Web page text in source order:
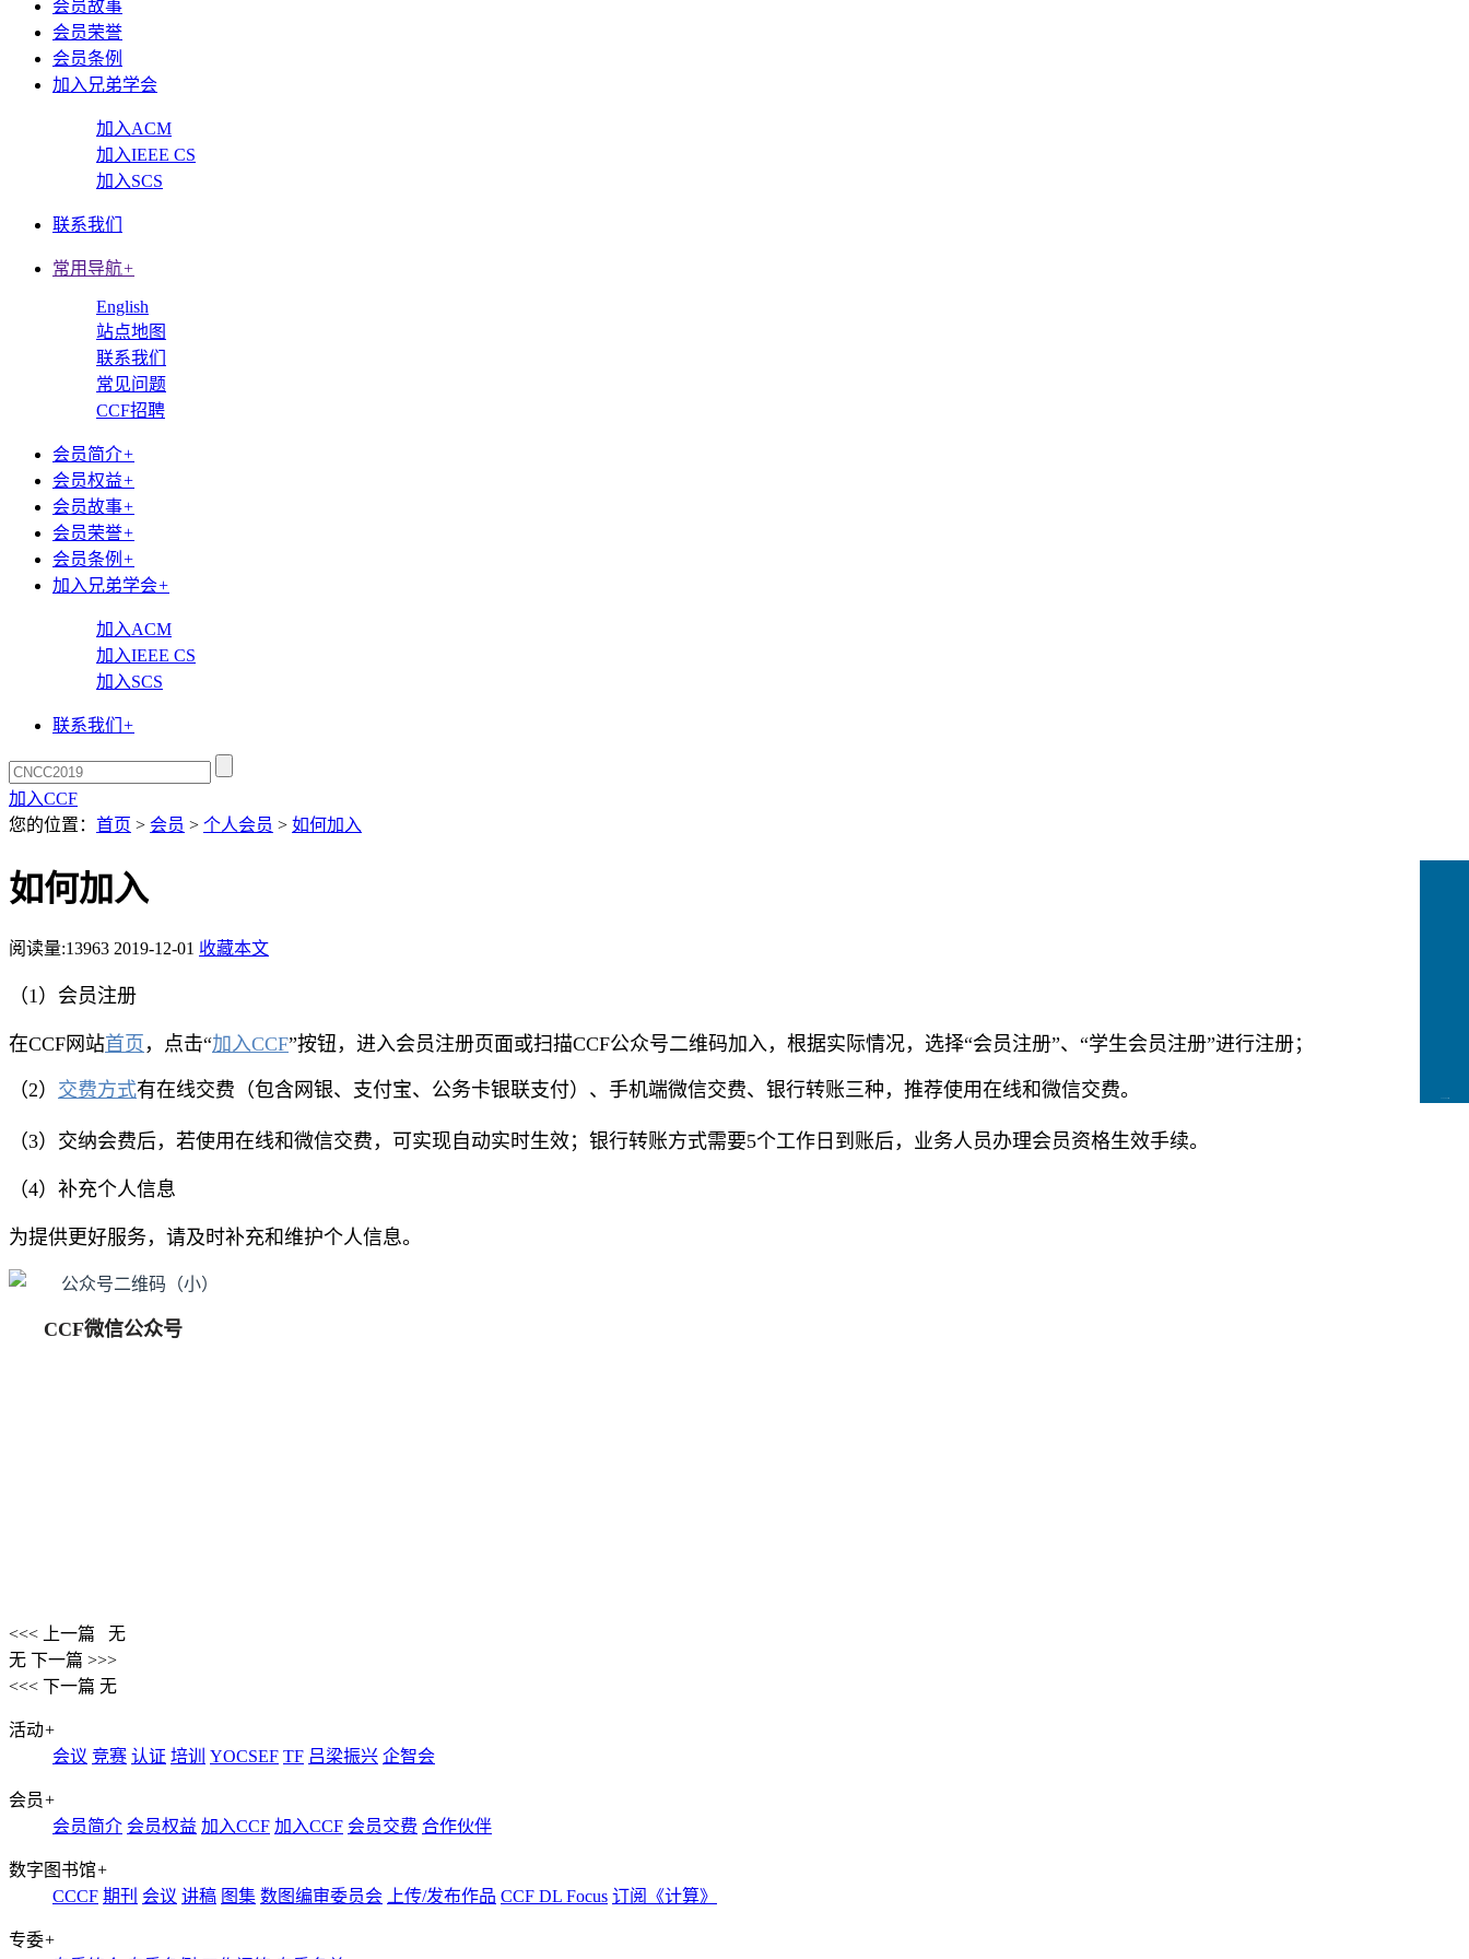
会员故事
会员荣誉
会员条例
加入兄弟学会
加入ACM
加入IEEE CS
加入SCS
联系我们
常用导航+
English
站点地图
联系我们
常见问题
CCF招聘
会员简介+
会员权益+
会员故事+
会员荣誉+
会员条例 +
加入兄弟学会+
加入ACM
加入IEEE CS
加入SCS
联系我们 +
加入CCF
您的位置： 首页 > 会员 > 个人会员 > 如何加入
如何加入
阅读量:13963 2019-12-01 收藏本文
（1）会员注册
在CCF网站首页 ，点击“加入CCF”按钮，进入会员注册页面或扫描CCF公众号二维码加入，根据实际情况，选择“会员注册”、“学生会员注册”进行注册；
（2） 交费方式有在线交费（包含网银、支付宝、公务卡银联支付）、手机端微信交费、银行转账三种，推荐使用在线和微信交费。
（3）交纳会费后，若使用在线和微信交费，可实现自动实时生效；银行转账方式需要5个工作日到账后，业务人员办理会员资格生效手续。
（4）补充个人信息
为提供更好服务，请及时补充和维护个人信息。
CCF微信公众号
<<< 上一篇
无
无 下一篇 >>>
<<< 下一篇 无
活动+
会议 竞赛 认证 培训 YOCSEF TF 吕梁振兴 企智会
会员+
会员简介 会员权益 加入CCF 加入CCF 会员交费 合作伙伴
数字图书馆+
CCCF 期刊 会议 讲稿 图集 数图编审委员会 上传/发布作品 CCF DL Focus 订阅《计算》
专委+